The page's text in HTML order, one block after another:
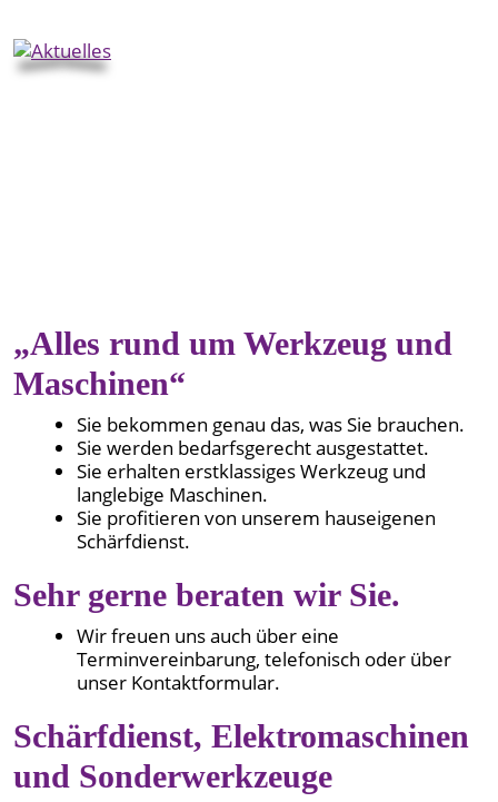
„Alles rund um Werkzeug und
Maschinen“
Sie bekommen genau das, was Sie brauchen.
Sie werden bedarfsgerecht ausgestattet.
Sie erhalten erstklassiges Werkzeug und
langlebige Maschinen.
Sie profitieren von unserem hauseigenen
Schärfdienst.
Sehr gerne beraten wir Sie.
Wir freuen uns auch über eine
Terminvereinbarung, telefonisch oder über
unser Kontaktformular.
Schärfdienst, Elektromaschinen
und Sonderwerkzeuge